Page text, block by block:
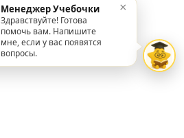
Менеджер Учебочки
Здравствуйте! Готова
помочь вам. Напишите
мне, если у вас появятся
вопросы.
×